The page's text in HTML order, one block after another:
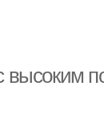
высоким